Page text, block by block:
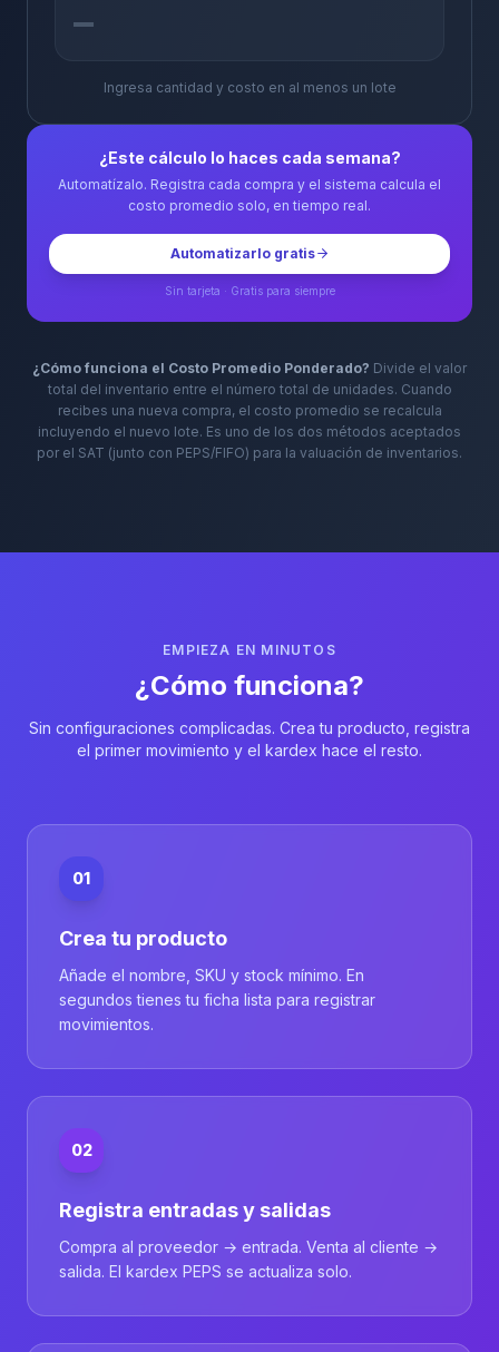
—
Ingresa cantidad y costo en al menos un lote
¿Este cálculo lo haces cada semana?
Automatízalo. Registra cada compra y el sistema calcula el
costo promedio solo, en tiempo real.
Automatizarlo gratis
Sin tarjeta · Gratis para siempre
¿Cómo funciona el Costo Promedio Ponderado? Divide el valor
total del inventario entre el número total de unidades. Cuando
recibes una nueva compra, el costo promedio se recalcula
incluyendo el nuevo lote. Es uno de los dos métodos aceptados
por el SAT (junto con PEPS/FIFO) para la valuación de inventarios.
EMPIEZA EN MINUTOS
¿Cómo funciona?
Sin configuraciones complicadas. Crea tu producto, registra
el primer movimiento y el kardex hace el resto.
01
Crea tu producto
Añade el nombre, SKU y stock mínimo. En
segundos tienes tu ficha lista para registrar
movimientos.
02
Registra entradas y salidas
Compra al proveedor → entrada. Venta al cliente →
salida. El kardex PEPS se actualiza solo.